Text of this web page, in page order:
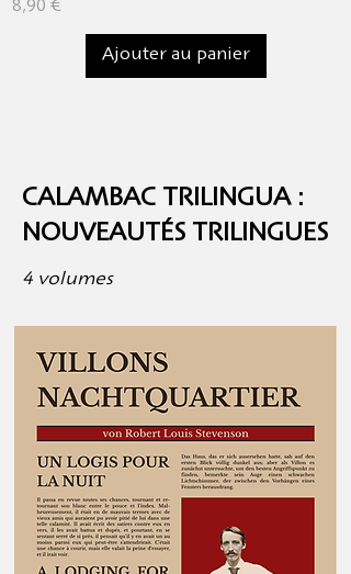
Prix
8,90 €
Ajouter au panier
CALAMBAC TRILINGUA :
NOUVEAUTÉS TRILINGUES
4 volumes